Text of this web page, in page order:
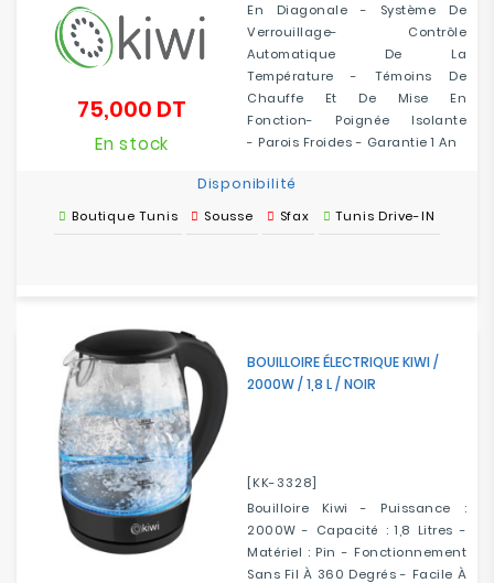
En Diagonale - Système De
Verrouillage- Contrôle
Automatique De La
Température - Témoins De
Chauffe Et De Mise En
Fonction- Poignée Isolante
- Parois Froides - Garantie 1 An
75,000 DT
En stock
Disponibilité
Boutique Tunis Sousse Sfax Tunis Drive-IN
BOUILLOIRE ÉLECTRIQUE KIWI /
2000W / 1,8 L / NOIR
[KK-3328]
Bouilloire Kiwi - Puissance :
2000W - Capacité : 1,8 Litres -
Matériel : Pin - Fonctionnement
Sans Fil À 360 Degrés - Facile À